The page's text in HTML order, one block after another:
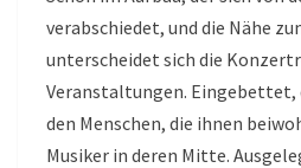
verabschiedet, und die Nähe
unterscheidet sich die
Veranstaltungen. Eingebettet,
den Menschen, die ihnen
Musiker in deren Mitte.